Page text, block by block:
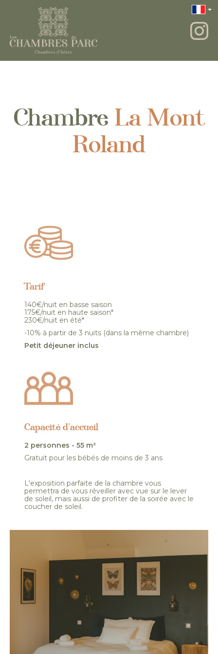
ChambreLa Mont
Roland
Tarif
140€/nuit en basse saison
175€/nuit en haute saison*
230€/nuit en été*
-10% à partir de 3 nuits (dans la même chambre)
Petit déjeuner inclus
Capacité d’accueil
2 personnes - 55 m²
Gratuit pour les bébés de moins de 3 ans
L'exposition parfaite de la chambre vous
permettra de vous réveiller avec vue sur le lever
de soleil, mais aussi de profiter de la soirée avec le
coucher de soleil.